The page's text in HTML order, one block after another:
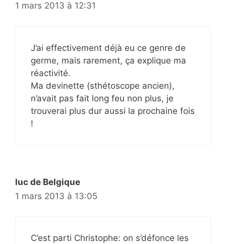
1 mars 2013 à 12:31
J’ai effectivement déjà eu ce genre de
germe, mais rarement, ça explique ma
réactivité.
Ma devinette (sthétoscope ancien),
n’avait pas fait long feu non plus, je
trouverai plus dur aussi la prochaine fois
!
luc de Belgique
1 mars 2013 à 13:05
C’est parti Christophe: on s’défonce les